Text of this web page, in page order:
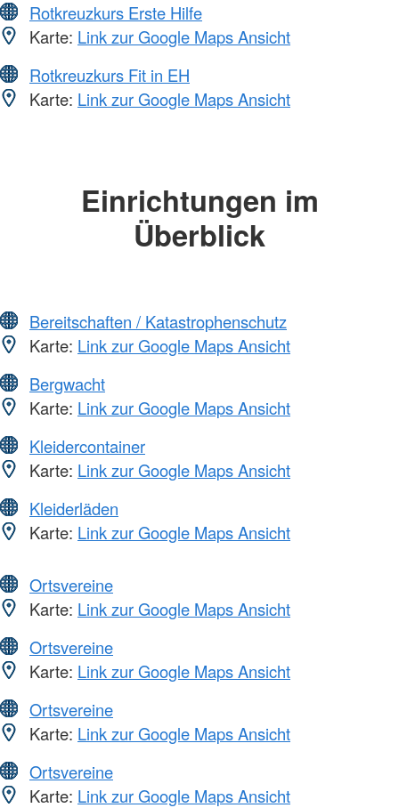
Rotkreuzkurs Erste Hilfe
Karte: Link zur Google Maps Ansicht
Rotkreuzkurs Fit in EH
Karte: Link zur Google Maps Ansicht
Einrichtungen im
Überblick
Bereitschaften / Katastrophenschutz
Karte: Link zur Google Maps Ansicht
Bergwacht
Karte: Link zur Google Maps Ansicht
Kleidercontainer
Karte: Link zur Google Maps Ansicht
Kleiderläden
Karte: Link zur Google Maps Ansicht
Ortsvereine
Karte: Link zur Google Maps Ansicht
Ortsvereine
Karte: Link zur Google Maps Ansicht
Ortsvereine
Karte: Link zur Google Maps Ansicht
Ortsvereine
Karte: Link zur Google Maps Ansicht